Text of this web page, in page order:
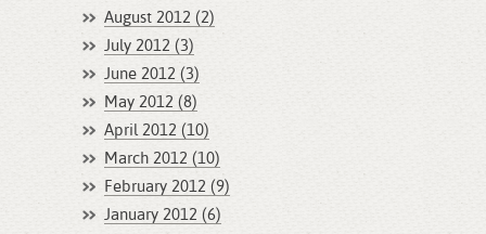
August 2012 (2)
July 2012 (3)
June 2012 (3)
May 2012 (8)
April 2012 (10)
March 2012 (10)
February 2012 (9)
January 2012 (6)